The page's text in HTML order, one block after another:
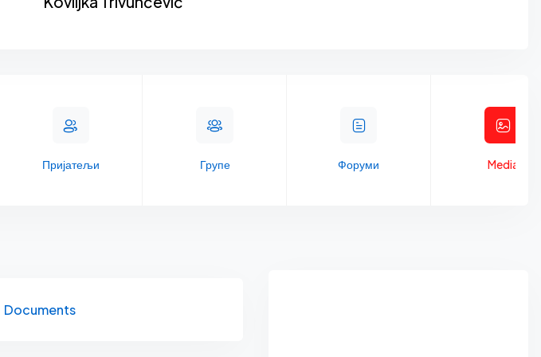
Пријатељи Групе Форуми Media
Documents